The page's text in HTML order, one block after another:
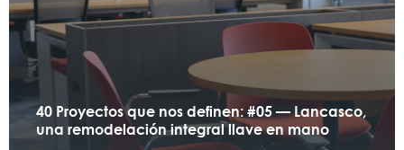
40 Proyectos que nos definen: #05 — Lancasco,
una remodelación integral llave en mano